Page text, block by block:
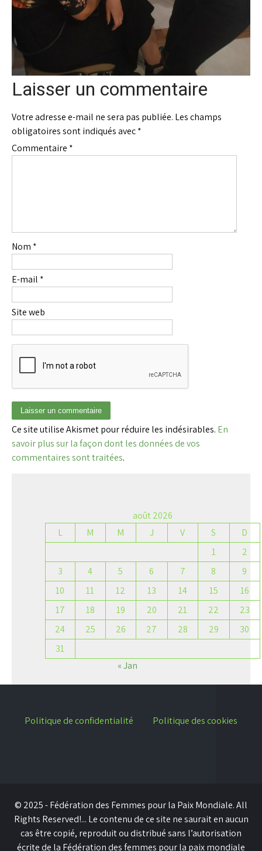
Laisser un commentaire
Votre adresse e-mail ne sera pas publiée. Les champs
obligatoires sont indiqués avec*
Commentaire *
Nom *
E-mail *
Site web
Ce site utilise Akismet pour réduire les indésirables. En
savoir plus sur la façon dont les données de vos
commentaires sont traitées.
août 2026
L
M M J V S
D
1
2
3
4 5 6 7 8
9
10
11 12 13 14 15
16
17
18 19 20 21 22
23
24
25 26 27 28 29
30
31
« Jan
Politique de confidentialité Politique des cookies
© 2025 - Fédération des Femmes pour la Paix Mondiale. All
Rights Reserved!... Le contenu de ce site ne saurait en aucun
cas être copié, reproduit ou distribué sans l’autorisation
écrite de la Fédération des femmes pour la paix mondiale